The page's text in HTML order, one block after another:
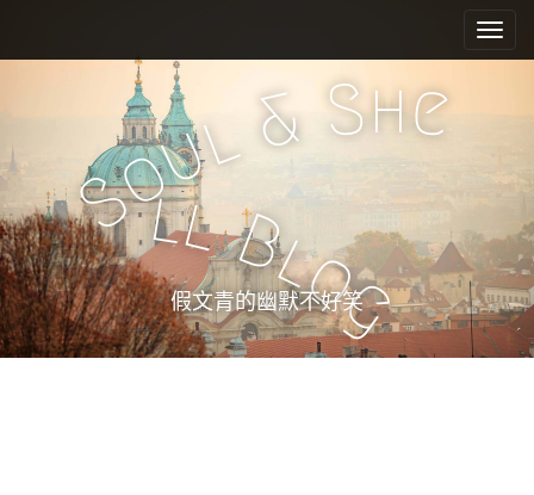
e
n
u
i
c
n
t
e
n
t
Soul & She
llBl
og
假文青的幽默不好笑